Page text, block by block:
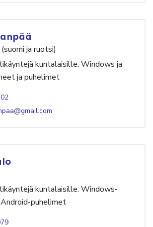
ja ruotsi)
kuntalaisille: Windows ja
ja puhelimet
kuntalaisille: Windows-
puhelimet